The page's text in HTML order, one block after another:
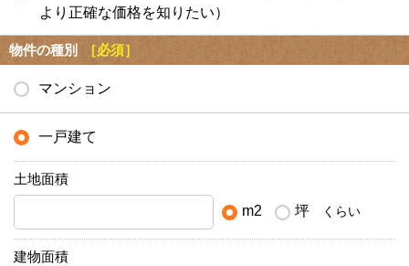
より正確な価格を知りたい）
物件の種別 ［必須］
マンション
一戸建て
土地面積
m2 坪 くらい
建物面積